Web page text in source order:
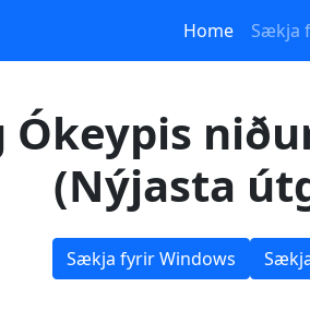
Home Sækja
Ókeypis
(Nýjasta
Sækja fyrir Windows